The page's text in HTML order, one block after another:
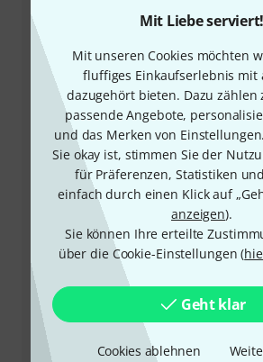
Mit Liebe serviert!
Mit unseren Cookies möchten
fluffiges Einkaufserlebnis mit
dazugehört bieten. Dazu zählen
passende Angebote,
und das Merken von
Sie okay ist, stimmen Sie der
für Präferenzen, Statistiken
einfach durch einen Klick auf
anzeigen).
Sie können Ihre erteilte
über die Cookie-Einstellungen (
Geht klar
Cookies ablehnen
+41-715670831
Unser Thomann Team
allen Fragen und Problemen nach
Kundennummer bereithalten
Öffnungszeiten
Rückruf vereinbaren
Mehr Kontaktoptionen